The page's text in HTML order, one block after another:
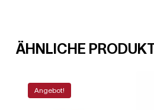
ÄHNLICHE
Angebot!